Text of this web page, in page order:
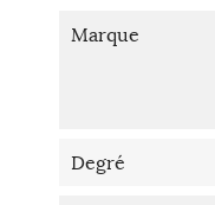
Marque
Degré